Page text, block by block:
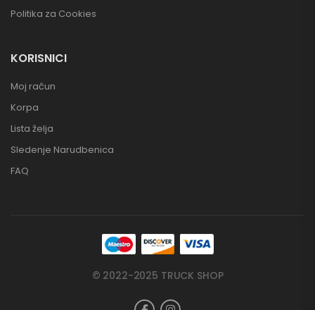
Politika za Cookies
KORISNICI
Moj račun
Korpa
Lista želja
Sledenje Narudbenica
FAQ
© 2022-2025 TRUCK SHOP